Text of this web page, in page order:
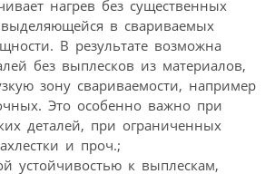
нагрев без существенных
в свариваемых
В результате возможна
без выплесков из материалов,
зону свариваемости, например
Это особенно важно при
деталей, при ограниченных
и проч.;
устойчивостью к выплескам,